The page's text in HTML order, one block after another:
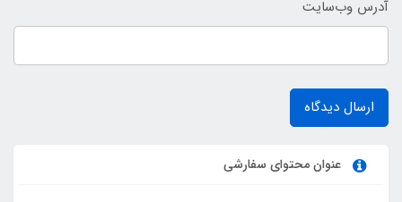
آدرس وب‌سایت
ارسال دیدگاه
عنوان محتوای سفارشی